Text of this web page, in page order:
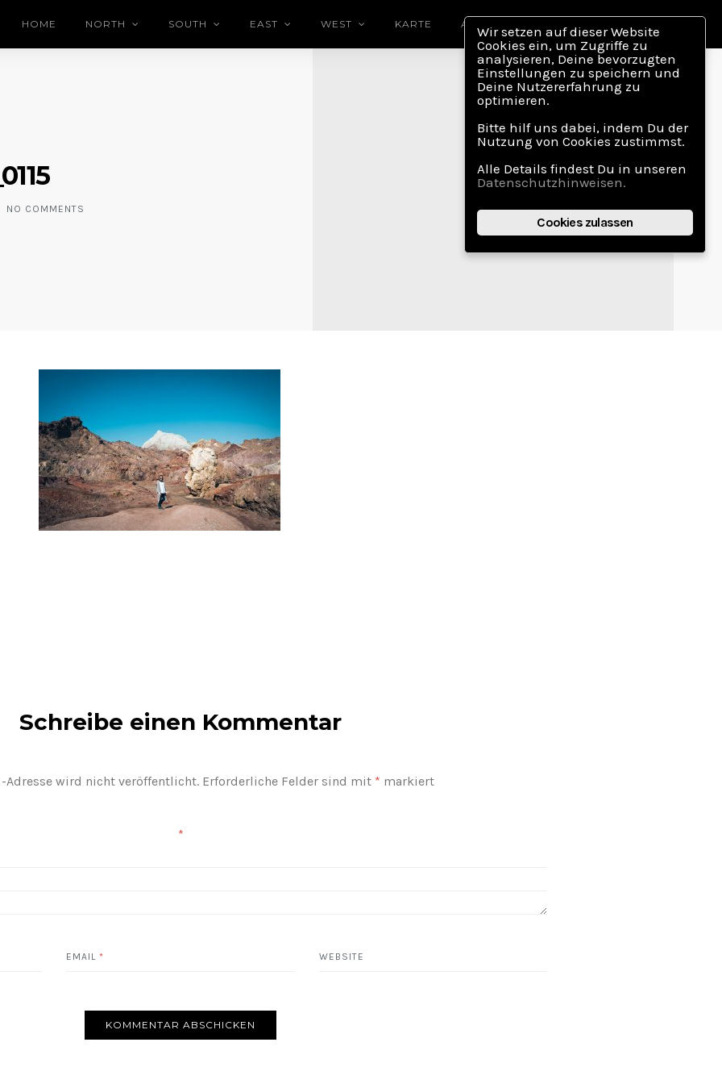
HOME NORTH SOUTH EAST WEST KARTE ABOUT
NO COMMENTS
Schreibe einen Kommentar
Adresse wird nicht veröffentlicht. Erforderliche Felder sind mit * markiert
*
EMAIL* WEBSITE
Wir setzen auf dieser Website
Cookies ein, um Zugriffe zu
analysieren, Deine bevorzugten
Einstellungen zu speichern und
Deine Nutzererfahrung zu
optimieren.
Bitte hilf uns dabei, indem Du der
Nutzung von Cookies zustimmst.
Alle Details findest Du in unseren
Datenschutzhinweisen.
Cookies zulassen